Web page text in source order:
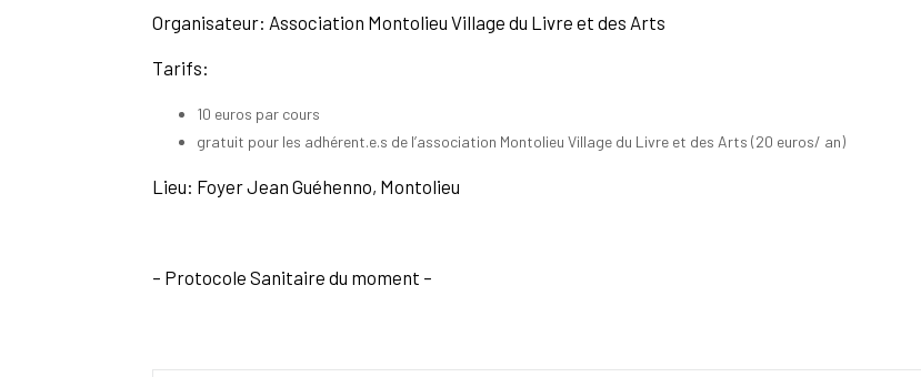
Organisateur: Association Montolieu Village du Livre et des Arts
Tarifs:
10 euros par cours
gratuit pour les adhérent.e.s de l’association Montolieu Village du Livre et des Arts (20 euros/ an)
Lieu: Foyer Jean Guéhenno, Montolieu
– Protocole Sanitaire du moment –